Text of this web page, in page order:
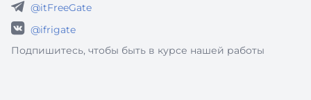
@itFreeGate
@ifrigate
Подпишитесь, чтобы быть в курсе нашей работы